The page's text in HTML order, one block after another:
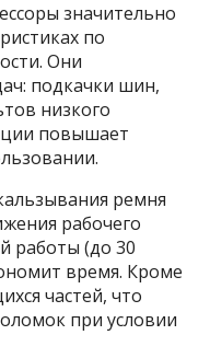
значительно
по
Они
подкачки шин,
низкого
повышает
ремня
рабочего
работы (до 30
время. Кроме
частей, что
при условии